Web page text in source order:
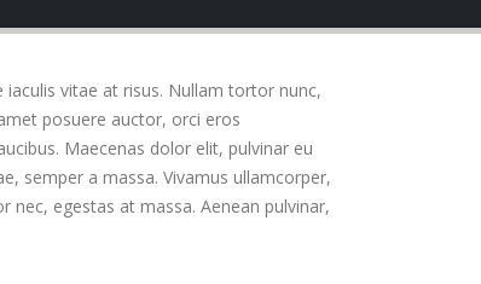
vitae at risus. Nullam tortor nunc,
posuere auctor, orci eros
Maecenas dolor elit, pulvinar eu
semper a massa. Vivamus ullamcorper,
egestas at massa. Aenean pulvinar,